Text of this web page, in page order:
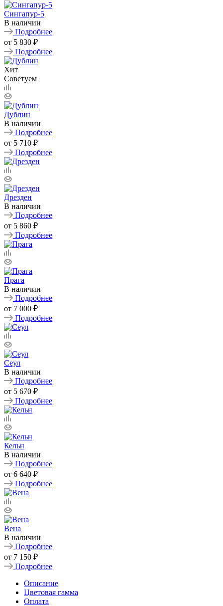
Сингапур-5
В наличии
Подробнее
от 5 830 ₽
Подробнее
Хит
Советуем
Дублин
В наличии
Подробнее
от 5 710 ₽
Подробнее
Дрезден
В наличии
Подробнее
от 5 860 ₽
Подробнее
Прага
В наличии
Подробнее
от 7 000 ₽
Подробнее
Сеул
В наличии
Подробнее
от 5 670 ₽
Подробнее
Кельн
В наличии
Подробнее
от 6 640 ₽
Подробнее
Вена
В наличии
Подробнее
от 7 150 ₽
Подробнее
Описание
Цветовая гамма
Оплата